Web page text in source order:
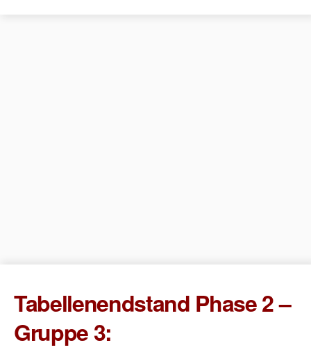
Tabellenendstand Phase 2 –
Gruppe 3: